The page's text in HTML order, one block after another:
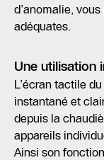
d’anomalie,
adéquates.
Une utilisation
L’écran tactile
instantané et
depuis la
appareils
Ainsi son